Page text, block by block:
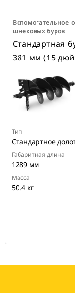
Вспомогательное
шнековых буров
Стандартная
381 мм (15
Тип
Стандартное
Габаритная длина
1289 мм
Масса
50.4 кг